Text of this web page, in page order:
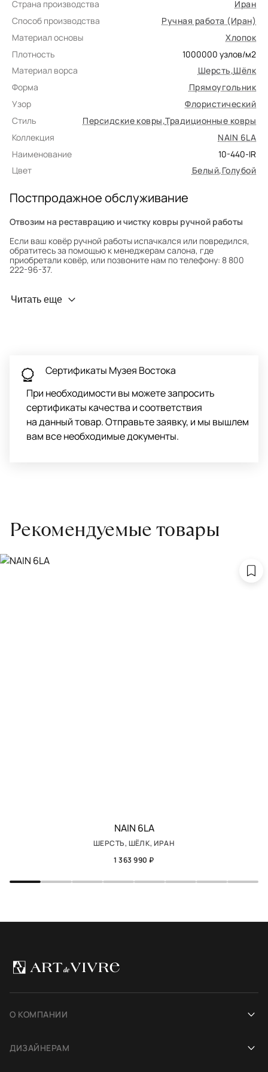
Страна производства
Иран
Способ производства
Ручная работа (Иран)
Материал основы
Хлопок
Плотность
1000000 узлов/м2
Материал ворса
Шерсть,Шёлк
Форма
Прямоугольник
Узор
Флористический
Стиль
Персидские ковры,Традиционные ковры
Коллекция
NAIN 6LA
Наименование
10-440-IR
Цвет
Белый,Голубой
Постпродажное обслуживание
Отвозим на реставрацию и чистку ковры ручной работы
Если ваш ковёр ручной работы испачкался или повредился,
обратитесь за помощью к менеджерам салона, где
приобретали ковёр, или позвоните нам по телефону: 8 800
222-96-37.
Профилактика износа
Обратитесь в салон, где приобретали ковёр, договоритесь о
заборе ковра экспертом либо привозите его в салон.
Читать еще
Сертификаты Музея Востока
При необходимости вы можете запросить
сертификаты качества и соответствия
на данный товар. Отправьте заявку, и мы вышлем
вам все необходимые документы.
Рекомендуемые товары
NAIN 6LA
ШЕРСТЬ, ШЁЛК, ИРАН
1 363 990 ₽
О КОМПАНИИ
ДИЗАЙНЕРАМ